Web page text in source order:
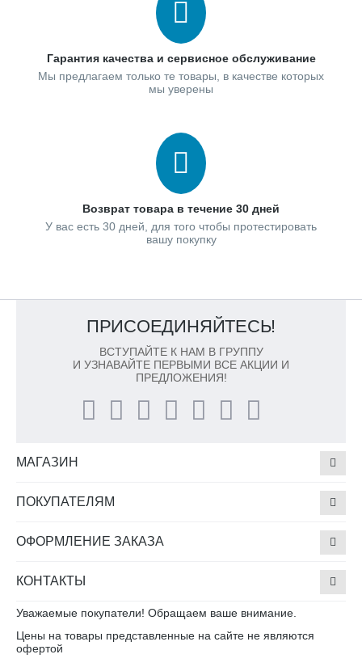
Гарантия качества и сервисное обслуживание
Мы предлагаем только те товары, в качестве которых
мы уверены
Возврат товара в течение 30 дней
У вас есть 30 дней, для того чтобы протестировать
вашу покупку
ПРИСОЕДИНЯЙТЕСЬ!
ВСТУПАЙТЕ К НАМ В ГРУППУ
И УЗНАВАЙТЕ ПЕРВЫМИ ВСЕ АКЦИИ И
ПРЕДЛОЖЕНИЯ!
МАГАЗИН
ПОКУПАТЕЛЯМ
ОФОРМЛЕНИЕ ЗАКАЗА
КОНТАКТЫ
Уважаемые покупатели! Обращаем ваше внимание.
Цены на товары представленные на сайте не являются
офертой